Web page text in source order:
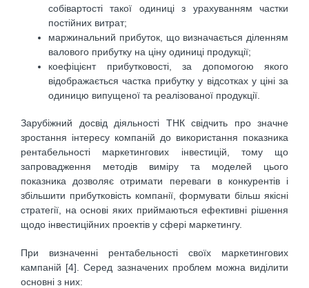
собівартості такої одиниці з урахуванням частки
постійних витрат;
маржинальний прибуток, що визначається діленням
валового прибутку на ціну одиниці продукції;
коефіцієнт прибутковості, за допомогою якого
відображається частка прибутку у відсотках у ціні за
одиницю випущеної та реалізованої продукції.
Зарубіжний досвід діяльності ТНК свідчить про значне
зростання інтересу компаній до використання показника
рентабельності маркетингових інвестицій, тому що
запровадження методів виміру та моделей цього
показника дозволяє отримати переваги в конкурентів і
збільшити прибутковість компанії, формувати більш якісні
стратегії, на основі яких приймаються ефективні рішення
щодо інвестиційних проектів у сфері маркетингу.
При визначенні рентабельності своїх маркетингових
кампаній [4]. Серед зазначених проблем можна виділити
основні з них: